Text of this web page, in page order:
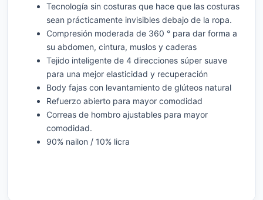
Tecnología sin costuras que hace que las costuras
sean prácticamente invisibles debajo de la ropa.
Compresión moderada de 360 ​​° para dar forma a
su abdomen, cintura, muslos y caderas
Tejido inteligente de 4 direcciones súper suave
para una mejor elasticidad y recuperación
Body fajas con levantamiento de glúteos natural
Refuerzo abierto para mayor comodidad
Correas de hombro ajustables para mayor
comodidad.
90% nailon / 10% licra